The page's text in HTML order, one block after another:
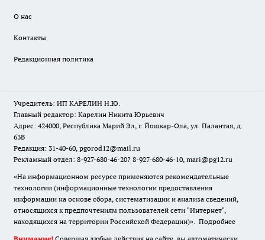
О нас
Контакты
Редакционная политика
Учредитель: ИП КАРЕЛИН Н.Ю.
Главный редактор: Карелин Никита Юрьевич
Адрес: 424000, Республика Марий Эл, г. Йошкар-Ола, ул. Палантая, д.
63В
Редакция: 31-40-60, pgorod12@mail.ru
Рекламный отдел: 8-927-680-46-20? 8-927-680-46-10, mari@pg12.ru
«На информационном ресурсе применяются рекомендательные
технологии (информационные технологии предоставления
информации на основе сбора, систематизации и анализа сведений,
относящихся к предпочтениям пользователей сети "Интернет",
находящихся на территории Российской Федерации)». Подробнее